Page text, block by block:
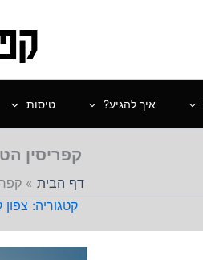
איך להגיע? טיסות
קפריסין
דף הבית »